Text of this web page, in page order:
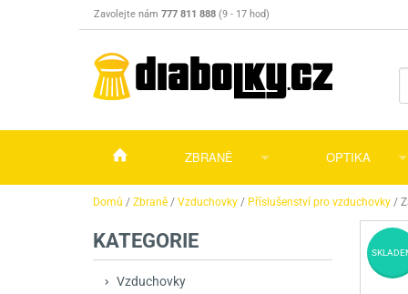
Zavolejte nám 777 811 888 (9 - 17 hod)
ZBRANĚ
Vzduchovky Vzduchovky na
Příslušenství pro
Vzduchovky PCP
Vzduchové pistole a revolveryPříslušenství
Plynové pistole a revolvery
OPTIKA
Puškohledy
Dalekohledy a
Kolimátory, lasery
Domů / Zbraně / Vzduchovky / Příslušenství pro vzduchovky /
KATEGORIE
Vzduchovky